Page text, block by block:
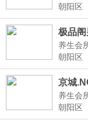
朝阳区
极品
养生会
朝阳区
京城
养生会
朝阳区